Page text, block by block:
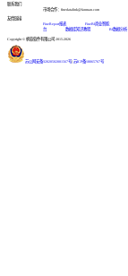
联系我们
市场合作：finedatalink@fanruan.com
友情链接
FineReport报表
FineBI商业智能
台
数据库知识教程 BI数据分析
Copyright © 帆软软件有限公司 2015-2026
苏公网安备32020502001567号 苏ICP备18065767号